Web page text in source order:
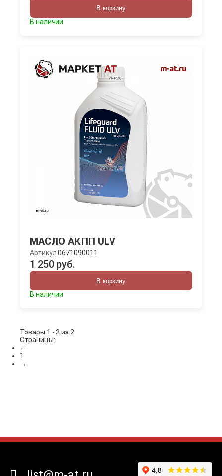
В корзину
В наличии
МАСЛО АКПП ULV
Артикул 0671090011
1 250 руб.
В корзину
В наличии
Товары 1 - 2 из 2
Страницы:
←
1
→